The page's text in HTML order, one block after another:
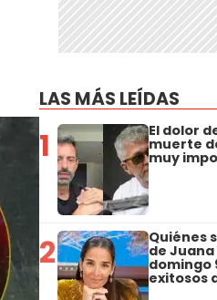
LAS MÁS LEÍDAS
1 El dolor
muerte
muy
2 Quiénes
de
domingo
exitosos